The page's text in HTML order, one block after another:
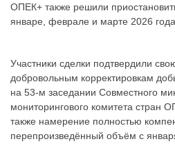
ОПЕК+ также решили
январе, феврале и марте 2026 года.
Участники сделки подтвердили
добровольным корректировкам
на 53-м заседании Совместного
мониторингового комитета стран
также намерение полностью
перепроизведённый объём с